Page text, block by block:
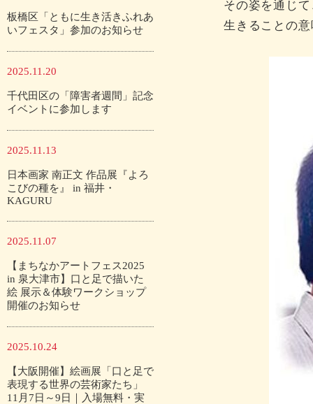
板橋区「ともに生き活きふれあ
いフェスタ」参加のお知らせ
2025.11.20
千代田区の「障害者週間」記念
イベントに参加します
2025.11.13
日本画家 南正文 作品展『よろ
こびの種を』 in 福井・
KAGURU
2025.11.07
【まちなかアートフェス2025
in 泉大津市】口と足で描いた
絵 展示＆体験ワークショップ
開催のお知らせ
2025.10.24
【大阪開催】絵画展「口と足で
表現する世界の芸術家たち」
11月7日～9日｜入場無料・実
その姿を通じ
生きることの